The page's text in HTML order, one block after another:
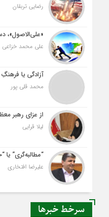
رضایی تربقان
«علی‌الاصول»،
علی محمد خزاعی
آزادگی یا
محمد قلی پور
از عزای رهبر
لیلا قرایی
“مطالبه‌گری”
علیرضا افتخاری
سرخط خبرها